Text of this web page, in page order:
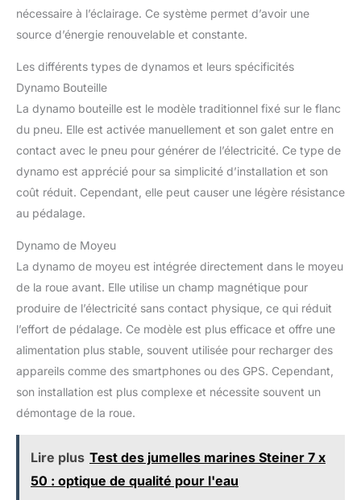
nécessaire à l’éclairage. Ce système permet d’avoir une
source d’énergie renouvelable et constante.
Les différents types de dynamos et leurs spécificités
Dynamo Bouteille
La dynamo bouteille est le modèle traditionnel fixé sur le flanc
du pneu. Elle est activée manuellement et son galet entre en
contact avec le pneu pour générer de l’électricité. Ce type de
dynamo est apprécié pour sa simplicité d’installation et son
coût réduit. Cependant, elle peut causer une légère résistance
au pédalage.
Dynamo de Moyeu
La dynamo de moyeu est intégrée directement dans le moyeu
de la roue avant. Elle utilise un champ magnétique pour
produire de l’électricité sans contact physique, ce qui réduit
l’effort de pédalage. Ce modèle est plus efficace et offre une
alimentation plus stable, souvent utilisée pour recharger des
appareils comme des smartphones ou des GPS. Cependant,
son installation est plus complexe et nécessite souvent un
démontage de la roue.
Lire plus Test des jumelles marines Steiner 7 x
50 : optique de qualité pour l'eau